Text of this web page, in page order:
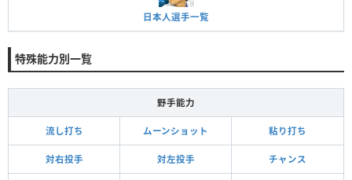
日本人選手一覧
特殊能力別一覧
野手能力
流し打ち ムーンショット 粘り打ち
対右投手 対左投手 チャンス